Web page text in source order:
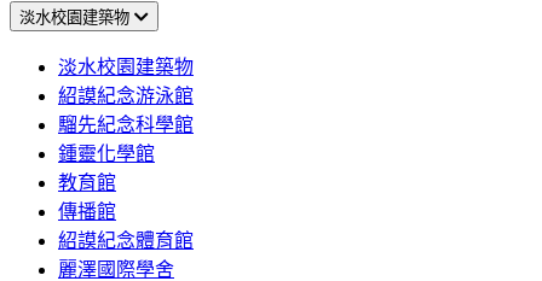
淡水校園建築物
淡水校園建築物
紹謨紀念游泳館
騮先紀念科學館
鍾靈化學館
教育館
傳播館
紹謨紀念體育館
麗澤國際學舍